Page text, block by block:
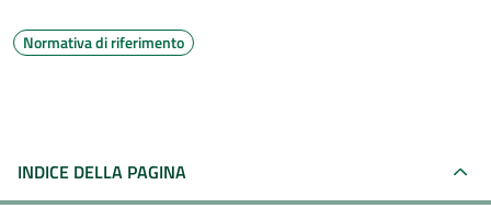
Normativa di riferimento
INDICE DELLA PAGINA